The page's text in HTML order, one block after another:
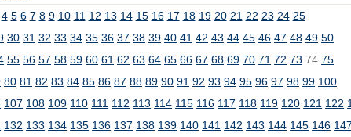
4 5 6 7 8 9 10 11 12 13 14 15 16 17 18 19 20 21 22 23 24 25
30 31 32 33 34 35 36 37 38 39 40 41 42 43 44 45 46 47 48 49 50
55 56 57 58 59 60 61 62 63 64 65 66 67 68 69 70 71 72 73 7475
80 81 82 83 84 85 86 87 88 89 90 91 92 93 94 95 96 97 98 99 100
107 108 109 110 111 112 113 114 115 116 117 118 119 120 121 122
132 133 134 135 136 137 138 139 140 141 142 143 144 145 146 147